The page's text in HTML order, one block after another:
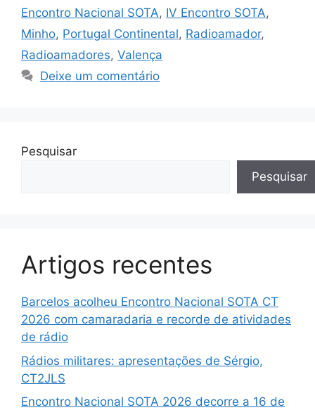
Encontro Nacional SOTA, IV Encontro SOTA,
Minho, Portugal Continental, Radioamador,
Radioamadores, Valença
Deixe um comentário
Pesquisar
Pesquisar
Artigos recentes
Barcelos acolheu Encontro Nacional SOTA CT
2026 com camaradaria e recorde de atividades
de rádio
Rádios militares: apresentações de Sérgio,
CT2JLS
Encontro Nacional SOTA 2026 decorre a 16 de